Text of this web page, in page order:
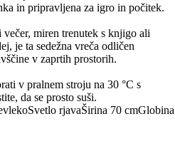
in pripravljena za igro in počitek.
miren trenutek s knjigo ali
je ta sedežna vreča odličen
v zaprtih prostorih.
v pralnem stroju na 30 °C s
da se prosto suši.
Svetlo rjavaŠirina 70 cmGlobina